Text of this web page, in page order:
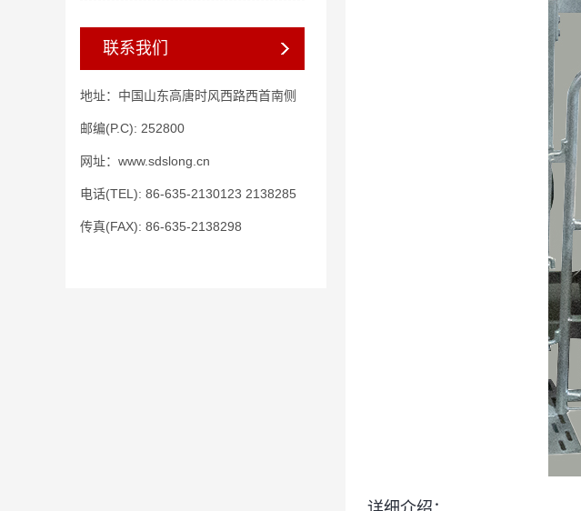
联系我们
地址：中国山东高唐时风西路西首南侧
邮编(P.C): 252800
网址：www.sdslong.cn
电话(TEL): 86-635-2130123 2138285
传真(FAX): 86-635-2138298